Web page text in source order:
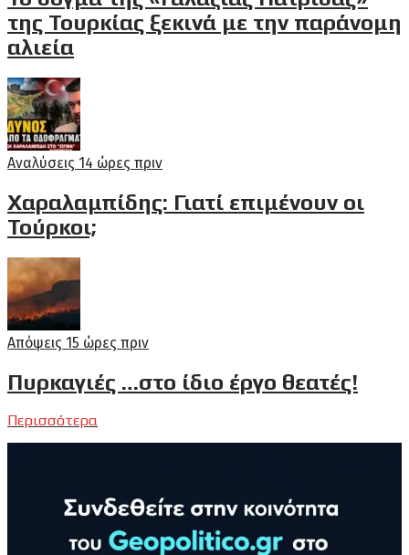
της Τουρκίας ξεκινά με την παράνομη
αλιεία
Αναλύσεις 14 ώρες πριν
Χαραλαμπίδης: Γιατί επιμένουν οι
Τούρκοι;
Απόψεις 15 ώρες πριν
Πυρκαγιές …στο ίδιο έργο θεατές!
Περισσότερα